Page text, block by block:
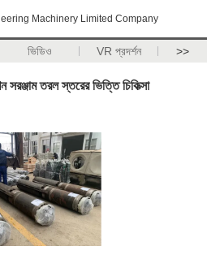
Machinery Limited Company
ভিডিও VR প্রদর্শন >>
তরল স্তরের ভিত্তি চিকিত্সা